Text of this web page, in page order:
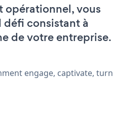
opérationnel, vous
défi consistant à
de votre entreprise.
engage, captivate, turn